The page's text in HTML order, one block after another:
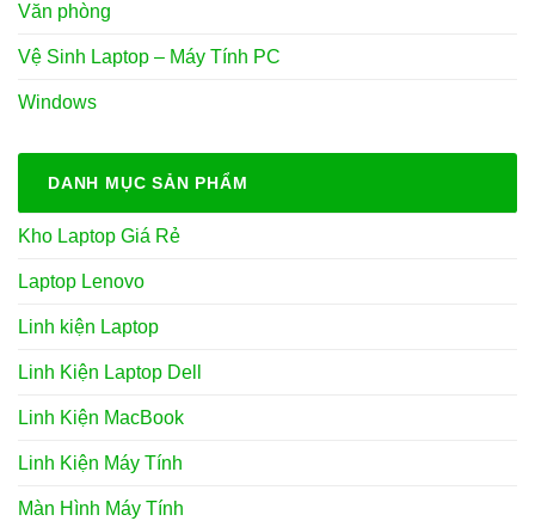
Văn phòng
Vệ Sinh Laptop – Máy Tính PC
Windows
DANH MỤC SẢN PHẨM
Kho Laptop Giá Rẻ
Laptop Lenovo
Linh kiện Laptop
Linh Kiện Laptop Dell
Linh Kiện MacBook
Linh Kiện Máy Tính
Màn Hình Máy Tính